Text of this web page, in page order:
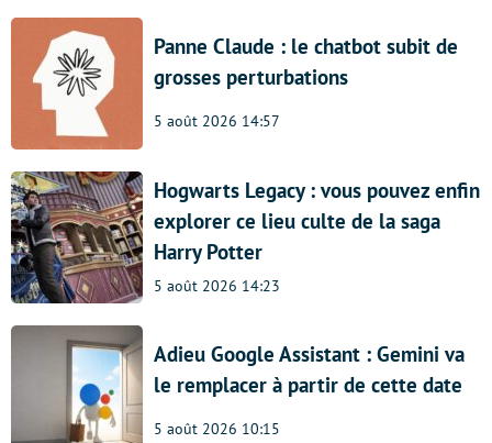
Panne Claude : le chatbot subit de
grosses perturbations
5 août 2026 14:57
Hogwarts Legacy : vous pouvez enfin
explorer ce lieu culte de la saga
Harry Potter
5 août 2026 14:23
Adieu Google Assistant : Gemini va
le remplacer à partir de cette date
5 août 2026 10:15